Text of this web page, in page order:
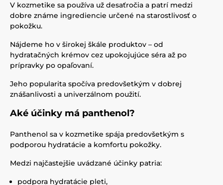
V kozmetike sa používa už desaťročia a patrí medzi
dobre známe ingrediencie určené na starostlivosť o
pokožku.
Nájdeme ho v širokej škále produktov – od
hydratačných krémov cez upokojujúce séra až po
prípravky po opaľovaní.
Jeho popularita spočíva predovšetkým v dobrej
znášanlivosti a univerzálnom použití.
Aké účinky má panthenol?
Panthenol sa v kozmetike spája predovšetkým s
podporou hydratácie a komfortu pokožky.
Medzi najčastejšie uvádzané účinky patria:
podpora hydratácie pleti,